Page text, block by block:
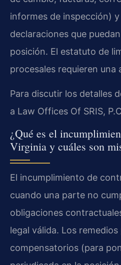
informes de inspección)
declaraciones que
posición. El estatuto de
procesales requieren
Para discutir los detalles
a Law Offices Of SRIS,
¿Qué es el
Virginia y cuáles son
El incumplimiento de
cuando una parte no
obligaciones
legal válida. Los
compensatorios (para